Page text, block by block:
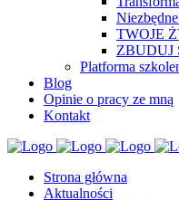
TWOJE
ZBUDUJ
Platforma
Blog
Opinie o pracy ze mną
Kontakt
Strona główna
Aktualności